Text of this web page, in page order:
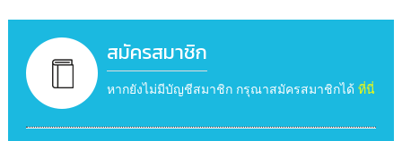
สมัครสมาชิก
หากยังไม่มีบัญชีสมาชิก กรุณาสมัครสมาชิกได้ ที่นี่